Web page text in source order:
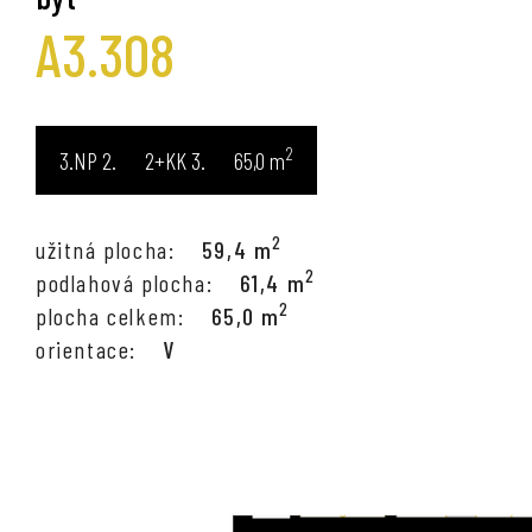
A3.308
3.NP 2+KK 65,0 m2
užitná plocha: 59,4 m2
podlahová plocha: 61,4 m2
plocha celkem: 65,0 m2
orientace: V